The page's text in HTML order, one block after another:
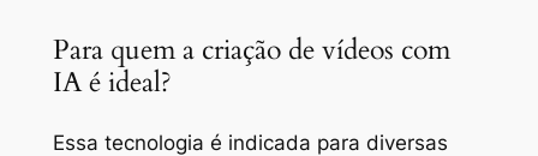
Para quem a criação de vídeos com
IA é ideal?
Essa tecnologia é indicada para diversas